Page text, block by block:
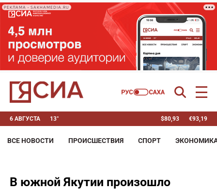
РЕКЛАМА • SAKHAMEDIA.RU
6 АВГУСТА 13° $80,93 €93,19
ВСЕ НОВОСТИ ПРОИСШЕСТВИЯ СПОРТ
В южной Якутии произошло